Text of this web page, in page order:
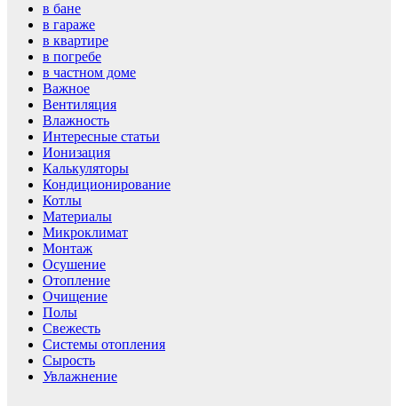
в бане
в гараже
в квартире
в погребе
в частном доме
Важное
Вентиляция
Влажность
Интересные статьи
Ионизация
Калькуляторы
Кондиционирование
Котлы
Материалы
Микроклимат
Монтаж
Осушение
Отопление
Очищение
Полы
Свежесть
Системы отопления
Сырость
Увлажнение